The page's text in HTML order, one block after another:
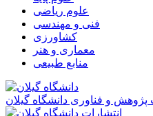
علوم ریاضی
فنی و مهندسی
کشاورزی
معماری و هنر
منابع طبیعی
پژوهش و فناوری دانشگاه گیلان